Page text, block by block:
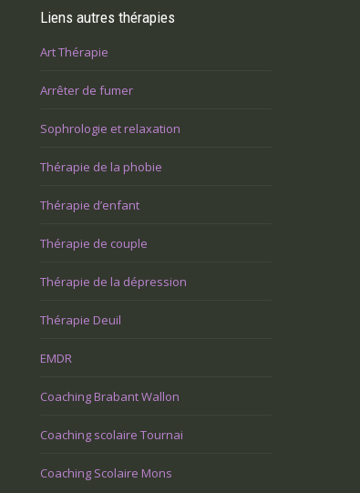
Liens autres thérapies
Art Thérapie
Arrêter de fumer
Sophrologie et relaxation
Thérapie de la phobie
Thérapie d’enfant
Thérapie de couple
Thérapie de la dépression
Thérapie Deuil
EMDR
Coaching Brabant Wallon
Coaching scolaire Tournai
Coaching Scolaire Mons